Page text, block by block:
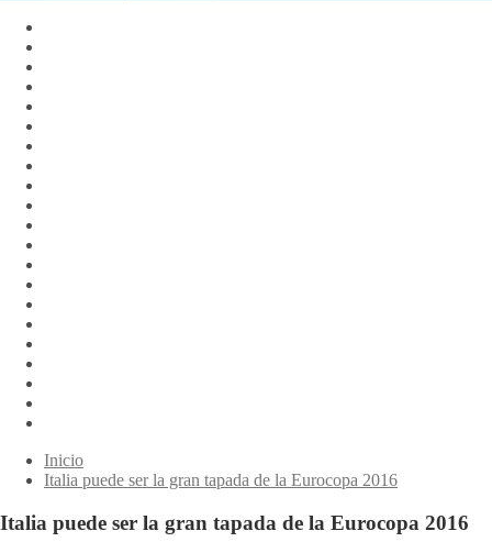
Inicio
Italia puede ser la gran tapada de la Eurocopa 2016
Italia puede ser la gran tapada de la Eurocopa 2016